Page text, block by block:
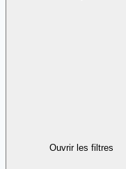
Ouvrir les filtres